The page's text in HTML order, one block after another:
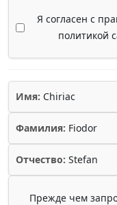
Я согласен с
политикой
Имя: Chiriac
Фамилия: Fiodor
Отчество: Stefan
Прежде чем